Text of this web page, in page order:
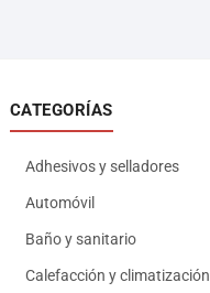
CATEGORÍAS
Adhesivos y selladores
Automóvil
Baño y sanitario
Calefacción y climatización